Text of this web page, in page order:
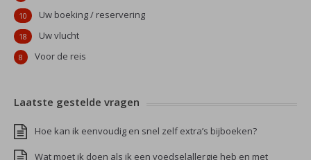
Uw boeking / reservering
10
Uw vlucht
18
Voor de reis
8
Laatste gestelde vragen
Hoe kan ik eenvoudig en snel zelf extra’s bijboeken?
Wat moet ik doen als ik een voedselallergie heb en met